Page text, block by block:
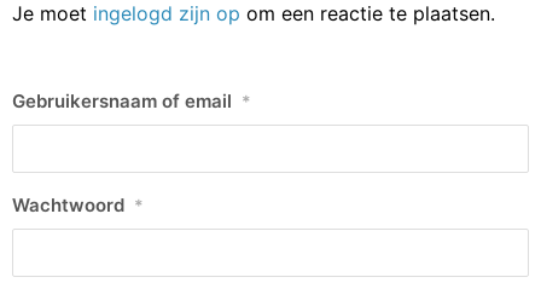
Je moet ingelogd zijn op om een reactie te plaatsen.
Gebruikersnaam of email *
Wachtwoord *